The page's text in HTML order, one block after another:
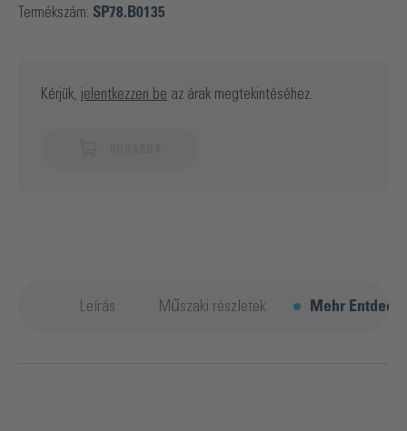
Termékszám: SP78.B0135
Kérjük, jelentkezzen be az árak megtekintéséhez.
Leírás Műszaki részletek Mehr